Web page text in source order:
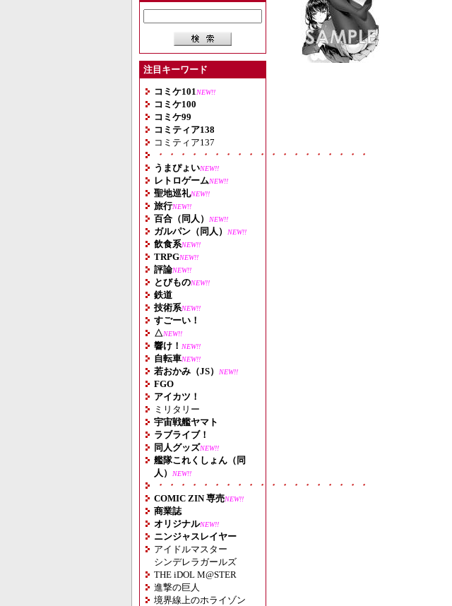
注目キーワード
コミケ101 NEW!!
コミケ100
コミケ99
コミティア138
コミティア137
・・・・・・・・・・・・・・・・・・・
うまぴょいNEW!!
レトロゲームNEW!!
聖地巡礼NEW!!
旅行NEW!!
百合（同人） NEW!!
ガルパン（同人） NEW!!
飲食系NEW!!
TRPGNEW!!
評論NEW!!
とびものNEW!!
鉄道
技術系NEW!!
すごーい！
△NEW!!
響け！ NEW!!
自転車NEW!!
若おかみ（JS） NEW!!
FGO
アイカツ！
ミリタリー
宇宙戦艦ヤマト
ラブライブ！
同人グッズNEW!!
艦隊これくしょん（同
人）
NEW!!
・・・・・・・・・・・・・・・・・・・
COMIC ZIN 専売NEW!!
商業誌
オリジナルNEW!!
ニンジャスレイヤー
アイドルマスター
シンデレラガールズ
THE iDOL M@STER
進撃の巨人
境界線上のホライゾン